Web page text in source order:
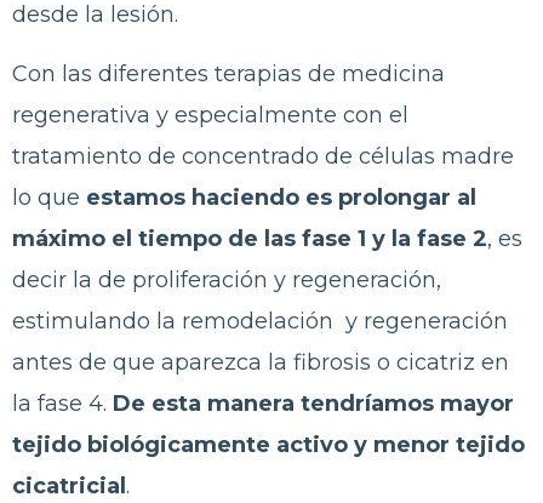
desde la lesión.
Con las diferentes terapias de medicina
regenerativa y especialmente con el
tratamiento de concentrado de células madre
lo que estamos haciendo es prolongar al
máximo el tiempo de las fase 1 y la fase 2, es
decir la de proliferación y regeneración,
estimulando la remodelación y regeneración
antes de que aparezca la fibrosis o cicatriz en
la fase 4. De esta manera tendríamos mayor
tejido biológicamente activo y menor tejido
cicatricial .